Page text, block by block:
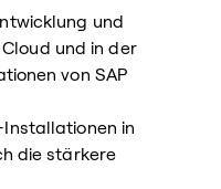
und
und in der
von SAP
in
die stärkere